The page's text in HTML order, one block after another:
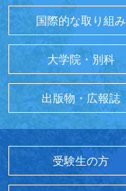
国際的な取り組み
大学院・別科
出版物・広報誌
受験生の方